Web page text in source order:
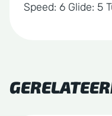
Speed: 6 Glide: 5